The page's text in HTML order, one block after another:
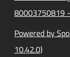
80003750819
Powered by
10.42.0)